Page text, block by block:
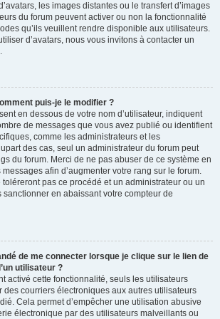
les images distantes ou le transfert d’images
du forum peuvent activer ou non la fonctionnalité
qu’ils veuillent rendre disponible aux utilisateurs.
d’avatars, nous vous invitons à contacter un
puis-je le modifier ?
en dessous de votre nom d’utilisateur, indiquent
de messages que vous avez publié ou identifient
comme les administrateurs et les
des cas, seul un administrateur du forum peut
du forum. Merci de ne pas abuser de ce système en
afin d’augmenter votre rang sur le forum.
toléreront pas ce procédé et un administrateur ou un
en abaissant votre compteur de
de me connecter lorsque je clique sur le lien de
utilisateur ?
activé cette fonctionnalité, seuls les utilisateurs
des courriers électroniques aux autres utilisateurs
Cela permet d’empêcher une utilisation abusive
électronique par des utilisateurs malveillants ou